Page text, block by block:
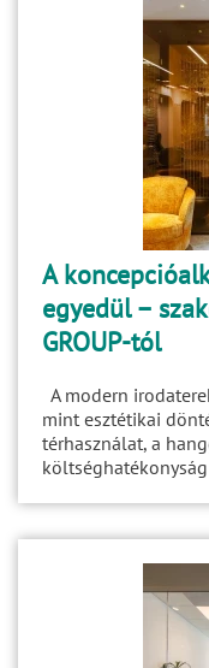
A
egyedül –
GROUP-tól
A modern
mint esztétikai
térhasználat, a